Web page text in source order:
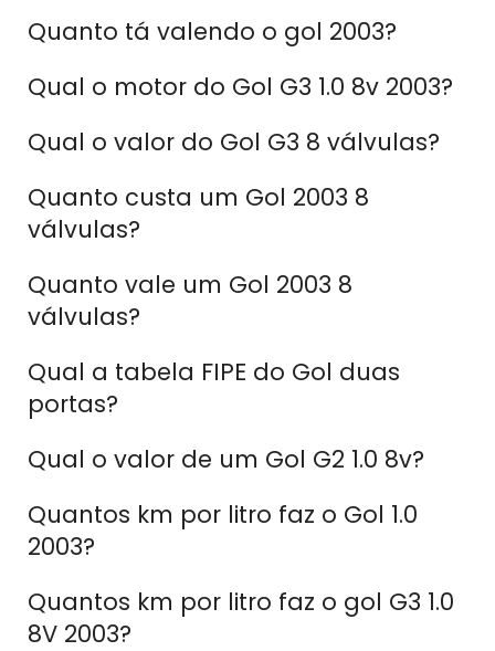
Quanto tá valendo o gol 2003?
Qual o motor do Gol G3 1.0 8v 2003?
Qual o valor do Gol G3 8 válvulas?
Quanto custa um Gol 2003 8
válvulas?
Quanto vale um Gol 2003 8
válvulas?
Qual a tabela FIPE do Gol duas
portas?
Qual o valor de um Gol G2 1.0 8v?
Quantos km por litro faz o Gol 1.0
2003?
Quantos km por litro faz o gol G3 1.0
8V 2003?